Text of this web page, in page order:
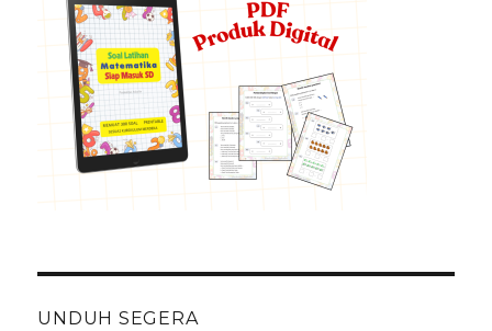
UNDUH SEGERA